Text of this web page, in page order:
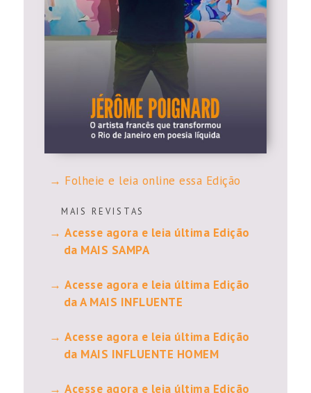
Folheie e leia online essa Edição
M A I S R E V I S T A S
Acesse agora e leia última Edição
da MAIS SAMPA
Acesse agora e leia última Edição
da A MAIS INFLUENTE
Acesse agora e leia última Edição
da MAIS INFLUENTE HOMEM
Acesse agora e leia última Edição